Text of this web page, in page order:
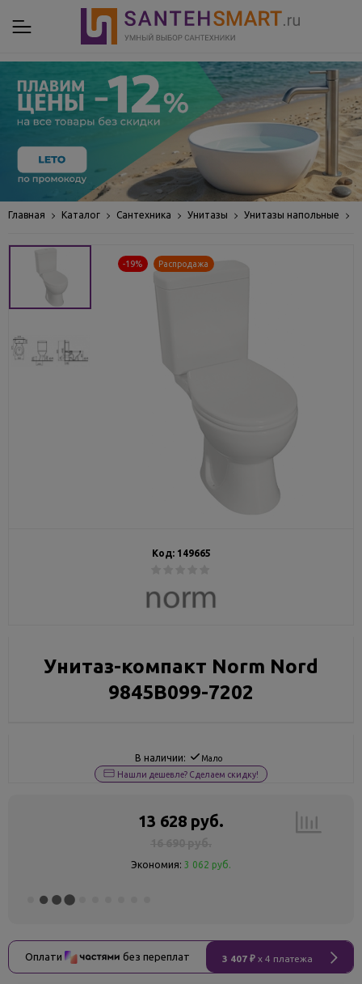
Главная Каталог Сантехника Унитазы Унитазы напольные
-19% Распродажа
Код: 149665
Унитаз-компакт Norm Nord
9845B099-7202
В наличии: Мало
Нашли дешевле? Сделаем скидку!
13 628 руб.
Экономия: 3 062 руб.
Оплати без переплат 3 407 ₽ x 4 платежа